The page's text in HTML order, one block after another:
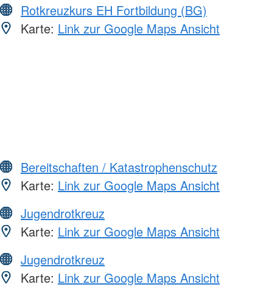
Rotkreuzkurs EH Fortbildung (BG)
Karte: Link zur Google Maps Ansicht
Bereitschaften / Katastrophenschutz
Karte: Link zur Google Maps Ansicht
Jugendrotkreuz
Karte: Link zur Google Maps Ansicht
Jugendrotkreuz
Karte: Link zur Google Maps Ansicht